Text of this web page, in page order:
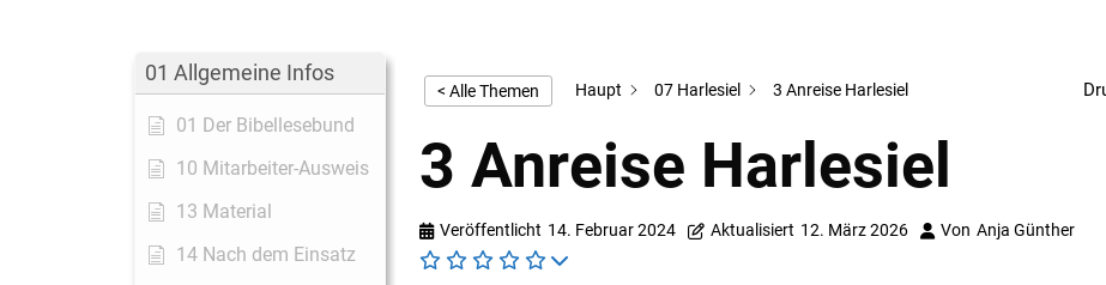
01 Allgemeine Infos
01 Der Bibellesebund
10 Mitarbeiter-Ausweis
13 Material
14 Nach dem Einsatz
< Alle Themen Haupt 07 Harlesiel 3 Anreise Harlesiel
3 Anreise Harlesiel
Veröffentlicht 14. Februar 2024 Aktualisiert 12. März 2026 Von Anja Günther